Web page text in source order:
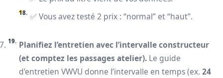
✅ Vous avez testé 2 prix : “normal” et “haut”.
Planifiez l’entretien avec l’intervalle constructeur
(et comptez les passages atelier). Le guide
d’entretien VWVU donne l’intervalle en temps (ex. 24